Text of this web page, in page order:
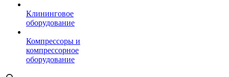
Клининговое
оборудование
Компрессоры и
компрессорное
оборудование